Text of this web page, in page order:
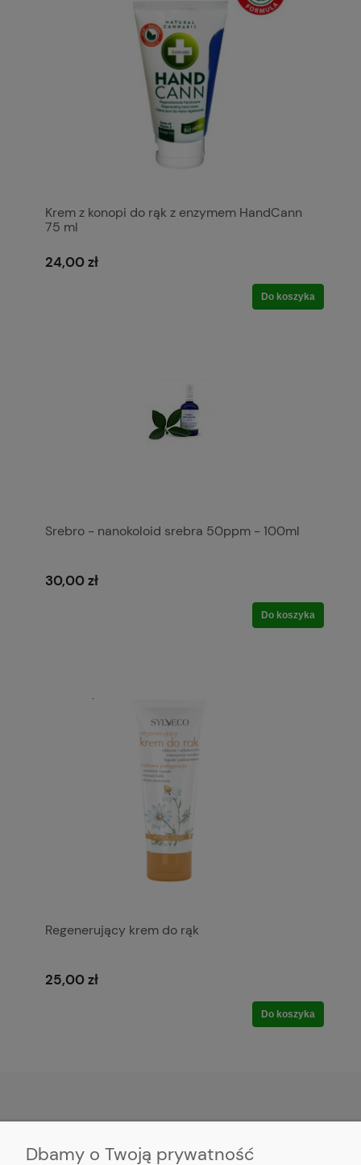
Krem z konopi do rąk z enzymem HandCann
75 ml
24,00 zł
Do koszyka
Srebro - nanokoloid srebra 50ppm - 100ml
30,00 zł
Do koszyka
Regenerujący krem do rąk
25,00 zł
Do koszyka
Dbamy o Twoją prywatność